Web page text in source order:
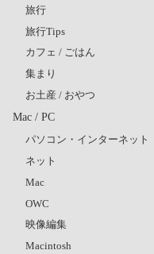
旅行
旅行Tips
カフェ / ごはん
集まり
お土産 / おやつ
Mac / PC
パソコン・インターネット
ネット
Mac
OWC
映像編集
Macintosh